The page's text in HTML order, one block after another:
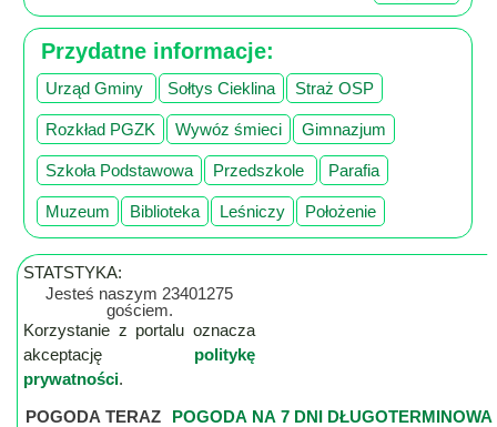
Przydatne informacje:
Urząd Gminy Sołtys Cieklina Straż OSP
Rozkład PGZK Wywóz śmieci Gimnazjum
Szkoła Podstawowa Przedszkole Parafia
Muzeum Biblioteka Leśniczy Położenie
STATSTYKA:
Jesteś naszym 23401275
gościem.
Korzystanie z portalu oznacza
akceptację politykę
prywatności.
POGODA TERAZ
POGODA NA 7 DNI DŁUGOTERMINOWA